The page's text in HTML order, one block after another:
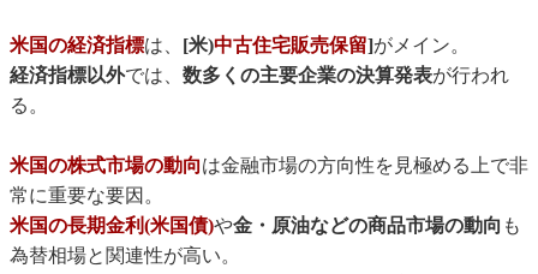
米国の経済指標は、 [米)中古住宅販売保留]がメイン。
経済指標以外では、 数多くの主要企業の決算発表が行われ
る。
米国の株式市場の動向は金融市場の方向性を見極める上で非
常に重要な要因。
米国の長期金利(米国債)や金・原油などの商品市場の動向 も
為替相場と関連性が高い。